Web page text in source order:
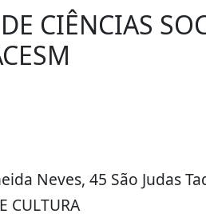
CIÊNCIAS
Neves, 45 São Judas
CULTURA